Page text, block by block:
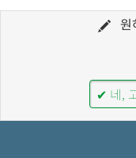
원
✔ 네,